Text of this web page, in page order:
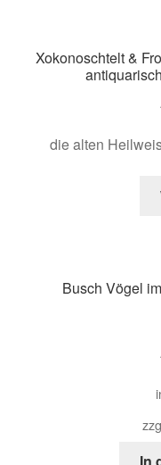
Xokonoschtelt &
die alten
Busch Vögel